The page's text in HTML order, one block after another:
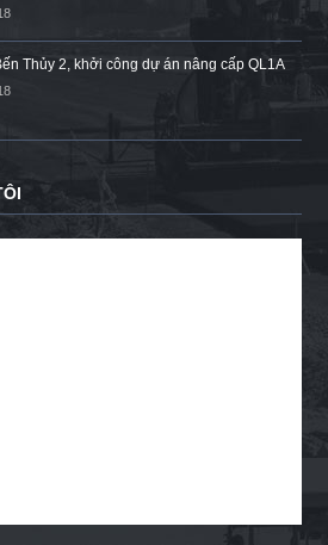
Thủy 2, khởi công dự án nâng cấp QL1A